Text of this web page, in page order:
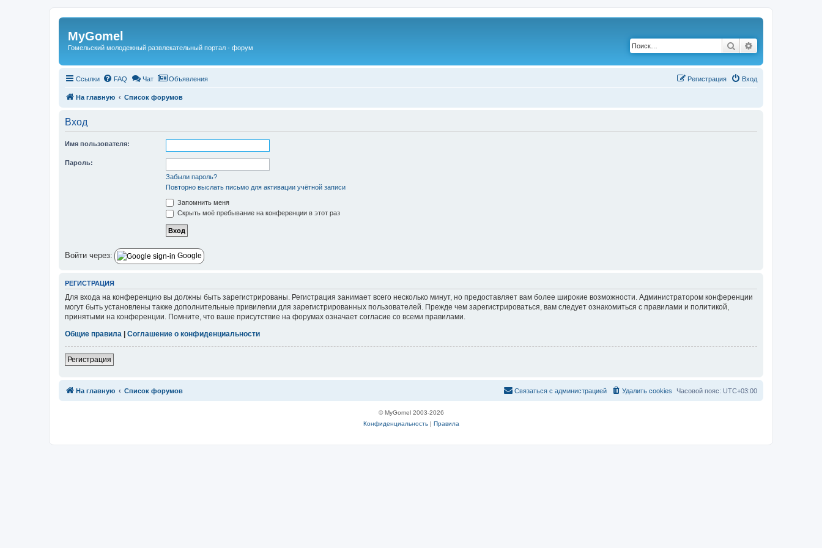
Регистрация
MyGomel
Гомельский молодежный развлекательный портал - форум Поиск
Ссылки FAQ Чат Объявления Вход
Регистрация
На главную Список форумов
Вход
Имя пользователя:
Пароль:
Забыли пароль?
Повторно выслать письмо для активации учётной записи
Запомнить меня
Скрыть моё пребывание на конференции в этот раз
Войти через: Google
РЕГИСТРАЦИЯ
Для входа на конференцию вы должны быть зарегистрированы. Регистрация занимает всего несколько минут, но предоставляет вам более широкие возможности. Администратором конференции
могут быть установлены также дополнительные привилегии для зарегистрированных пользователей. Прежде чем зарегистрироваться, вам следует ознакомиться с правилами и политикой,
принятыми на конференции. Помните, что ваше присутствие на форумах означает согласие со всеми правилами.
Общие правила
Соглашение о конфиденциальности
Регистрация
На главную Список форумов Часовой пояс: UTC+03:00
Удалить cookies
Связаться с
Связаться с администрацией
© MyGomel 2003-2026
Конфиденциальность| Правила